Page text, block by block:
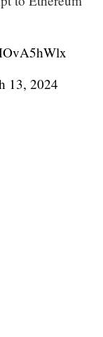
13, 2024